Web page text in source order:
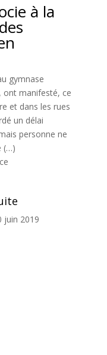
à la
gymnase
ont manifesté, ce
et dans les rues
un délai
personne ne
(…)
juin 2019